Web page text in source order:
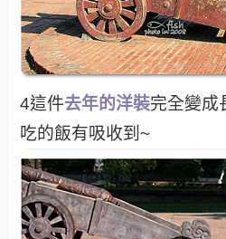
4這件去年的洋裝完全變成
吃的飯有吸收到~